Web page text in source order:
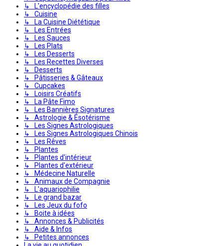
↳ L'encyclopédie des filles
↳ Cuisine
↳ La Cuisine Diététique
↳ Les Entrées
↳ Les Sauces
↳ Les Plats
↳ Les Desserts
↳ Les Recettes Diverses
↳ Desserts
↳ Pâtisseries & Gâteaux
↳ Cupcakes
↳ Loisirs Créatifs
↳ La Pâte Fimo
↳ Les Bannières Signatures
↳ Astrologie & Ésotérisme
↳ Les Signes Astrologiques
↳ Les Signes Astrologiques Chinois
↳ Les Rêves
↳ Plantes
↳ Plantes d'intérieur
↳ Plantes d'extérieur
↳ Médecine Naturelle
↳ Animaux de Compagnie
↳ L'aquariophilie
↳ Le grand bazar
↳ Les Jeux du fofo
↳ Boite à idées
↳ Annonces & Publicités
↳ Aide & Infos
↳ Petites annonces